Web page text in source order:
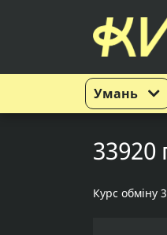
Умань
33920
Курс обміну